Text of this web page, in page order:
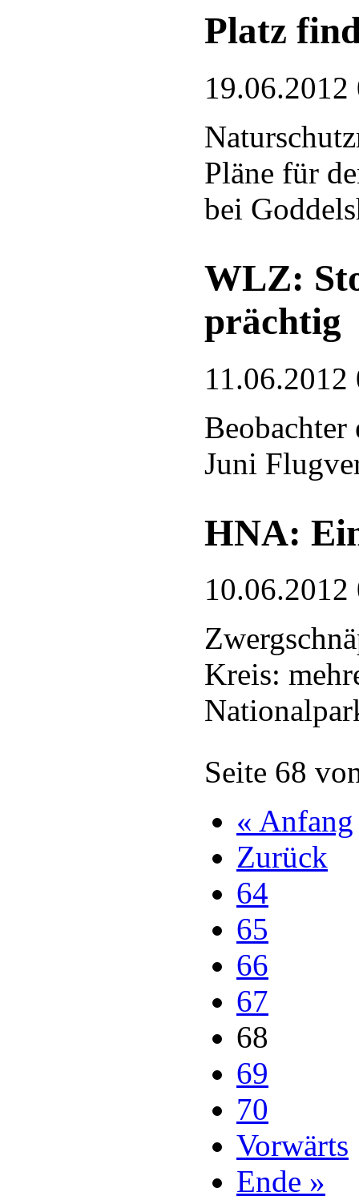
Platz
19.06.2012
Pläne für
bei
WLZ:
prächtig
11.06.2012
Beobachter
Juni
HNA:
10.06.2012
Kreis:
Seite 68
« Anfang
Zurück
64
65
66
67
68
69
70
Vorwärts
Ende »